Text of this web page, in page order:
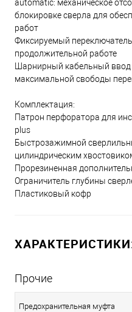
automatic: механическое
блокировке сверла для
работ
Фиксируемый
продолжительной работе
Шарнирный кабельный
максимальной свободы
Комплектация:
Патрон перфоратора для
plus
Быстрозажимной
цилиндрическим
Прорезиненная
Ограничитель глубины
Пластиковый кофр
Прочие
Предохранительная муфта